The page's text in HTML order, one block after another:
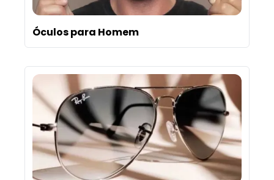
Óculos para Homem